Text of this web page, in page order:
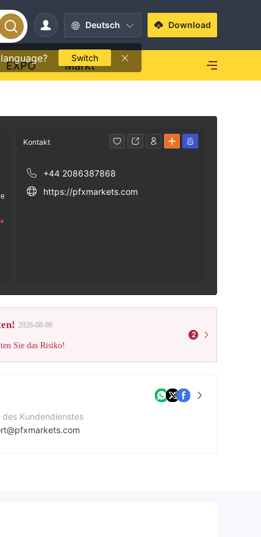
Deutsch
Switch
Download
EXPO Markt
Kontakt
+44 2086387868
https://pfxmarkets.com
2026-08-08
Sie das Risiko!
2
des Kundendienstes